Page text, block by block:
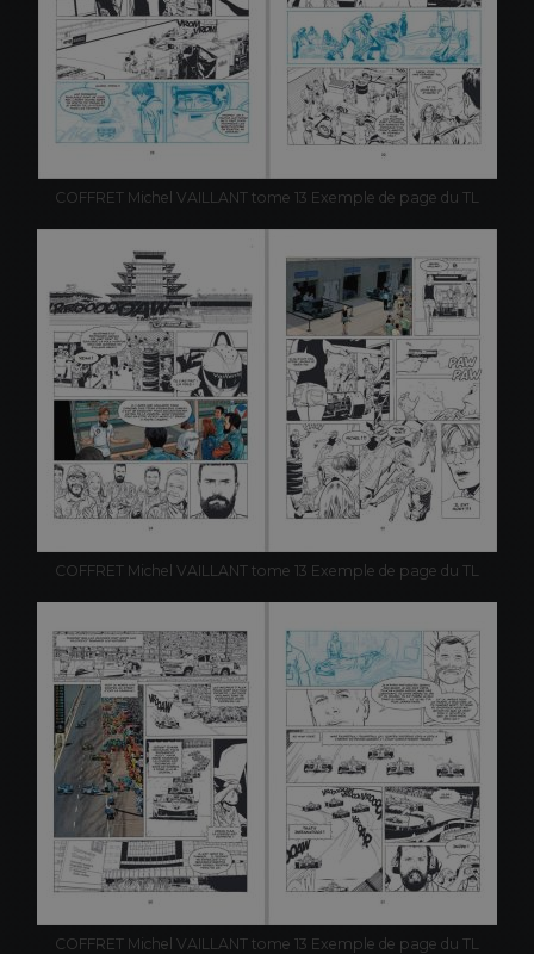
COFFRET Michel VAILLANT tome 13 Exemple de page du TL
COFFRET Michel VAILLANT tome 13 Exemple de page du TL
COFFRET Michel VAILLANT tome 13 Exemple de page du TL